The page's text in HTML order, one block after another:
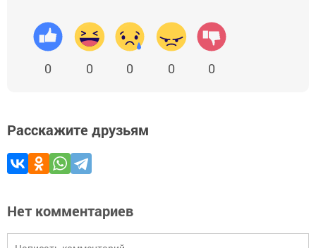
0 0 0 0 0
Расскажите друзьям
Нет комментариев